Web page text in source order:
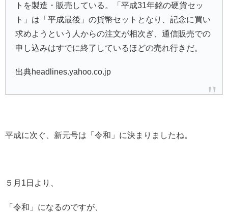
トを製造・販売している。「平成31年銘の硬貨セッ
ト」は「平成最後 」の貨幣セットとなり、記念に買い
求めようという人からの注文が相次ぎ、通信販売での
申し込みはすでに終了しているほどの売れ行きだ。
出典headlines.yahoo.co.jp
平成に次ぐ、新元号は「令和」に決まりましたね。
５月1日より、
「令和」になるのですが、